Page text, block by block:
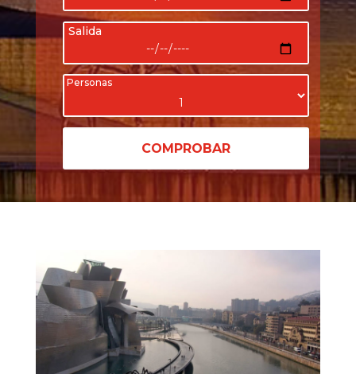
Salida
Personas
COMPROBAR